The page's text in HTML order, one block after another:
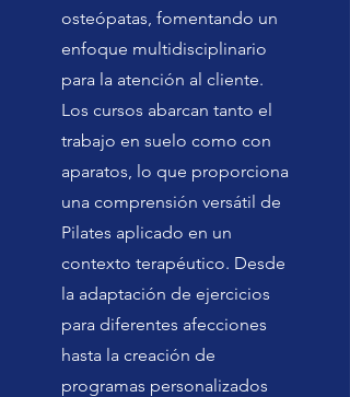
osteópatas, fomentando un
enfoque multidisciplinario
para la atención al cliente.
Los cursos abarcan tanto el
trabajo en suelo como con
aparatos, lo que proporciona
una comprensión versátil de
Pilates aplicado en un
contexto terapéutico. Desde
la adaptación de ejercicios
para diferentes afecciones
hasta la creación de
programas personalizados